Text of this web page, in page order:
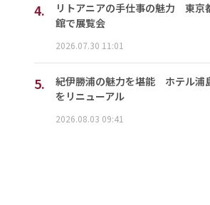
4.
リトアニアの手仕事の魅力 東京
館で展覧会
2026.07.30 11:01
5.
紀伊勝浦の魅力を堪能 ホテル浦
をリニューアル
2026.08.03 09:41